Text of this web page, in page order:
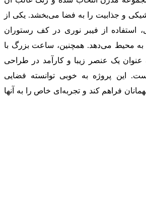
و جذابیت را به فضا می‌بخشد. یکی از
استفاده از فیبر نوری در کف رستوران
محیط می‌دهد. همچنین، ساعت بزرگ با
در 4.5 متر به عنوان یک عنصر زیبا و کارآمد در طراحی
این پروژه به خوبی توانسته فضایی
فراهم کند و تجربه‌ای خاص را به آنها